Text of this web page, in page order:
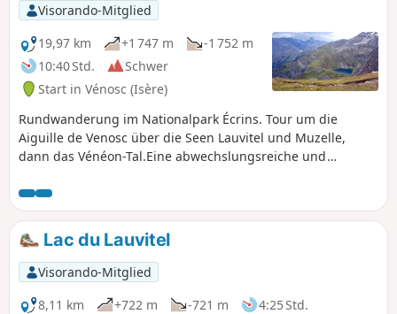
Visorando-Mitglied
19,97 km
+1 747 m
-1 752 m
10:40 Std.
Schwer
Start in Vénosc (Isère)
Rundwanderung im Nationalpark Écrins. Tour um die
Aiguille de Venosc über die Seen Lauvitel und Muzelle,
dann das Vénéon-Tal.Eine abwechslungsreiche und
Möglichkeit, sie in zwei Tagen zu absolvieren und eine
Nacht in der Berghütte Refuge de la Muzelle zu verbringen
oder in der Nähe der Hütte zu biwakieren.
Lac du Lauvitel
Visorando-Mitglied
8,11 km
+722 m -721 m
4:25 Std.